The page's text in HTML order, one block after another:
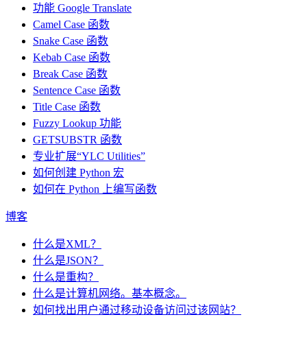
功能 Google Translate
Camel Case 函数
Snake Case 函数
Kebab Case 函数
Break Case 函数
Sentence Case 函数
Title Case 函数
Fuzzy Lookup 功能
GETSUBSTR 函数
专业扩展“YLC Utilities”
如何创建 Python 宏
如何在 Python 上编写函数
博客
什么是XML？
什么是JSON？
什么是重构？
什么是计算机网络。基本概念。
如何找出用户通过移动设备访问过该网站？